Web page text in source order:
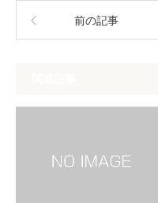
前の記事